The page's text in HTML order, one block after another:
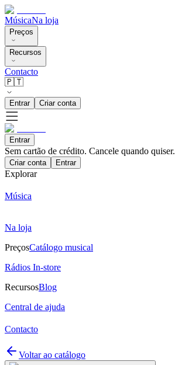
MúsicaNa loja
Preços
Recursos
Contacto
🇵🇹
Entrar Criar conta
Entrar
Sem cartão de crédito. Cancele quando quiser.
Criar conta Entrar
Explorar
Música
Na loja
PreçosCatálogo musical
Rádios In-store
RecursosBlog
Central de ajuda
Contacto
Voltar ao catálogo